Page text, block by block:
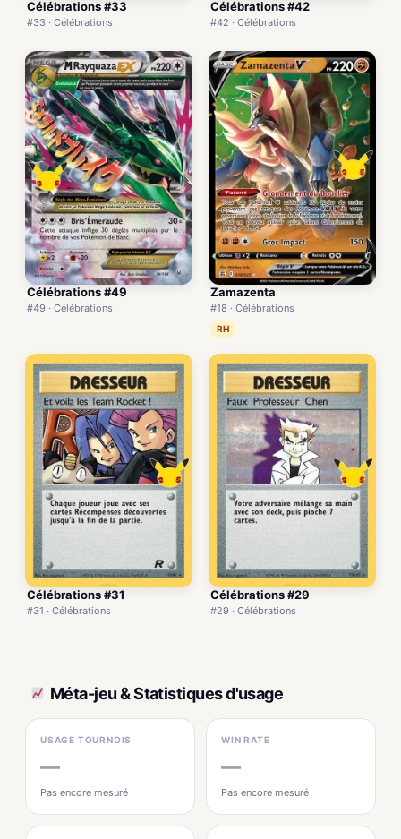
Célébrations #33
#33 · Célébrations
Célébrations #42
#42 · Célébrations
Célébrations #49
#49 · Célébrations
Zamazenta
#18 · Célébrations
RH
Célébrations #31
#31 · Célébrations
Célébrations #29
#29 · Célébrations
Méta-jeu & Statistiques d'usage
USAGE TOURNOIS
—
Pas encore mesuré
WIN RATE
—
Pas encore mesuré